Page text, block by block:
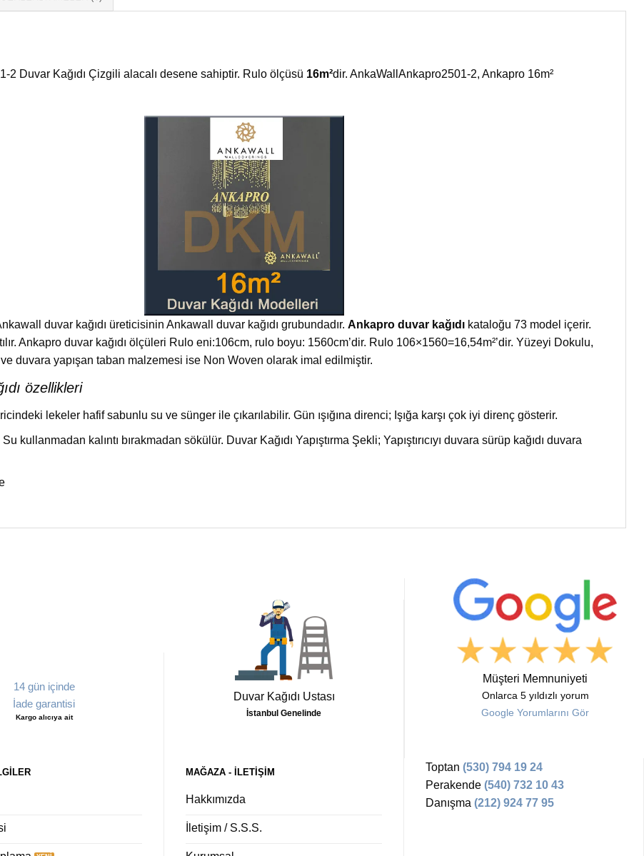
2 Duvar Kağıdı Çizgili alacalı desene sahiptir. Rulo ölçüsü 16m²dir. AnkaWallAnkapro2501-2, Ankapro 16m²
duvar kağıdı üreticisinin Ankawall duvar kağıdı grubundadır. Ankapro duvar kağıdı kataloğu 73 model içerir.
Ankapro duvar kağıdı ölçüleri Rulo eni:106cm, rulo boyu: 1560cm’dir. Rulo 106×1560=16,54m²’dir. Yüzeyi Dokulu,
duvara yapışan taban malzemesi ise Non Woven olarak imal edilmiştir.
özellikleri
lekeler hafif sabunlu su ve sünger ile çıkarılabilir. Gün ışığına direnci; Işığa karşı çok iyi direnç gösterir.
kullanmadan kalıntı bırakmadan sökülür. Duvar Kağıdı Yapıştırma Şekli; Yapıştırıcıyı duvara sürüp kağıdı duvara
14 gün içinde
İade garantisi
Kargo alıcıya ait
Duvar Kağıdı Ustası
İstanbul Genelinde
Müşteri Memnuniyeti
Onlarca 5 yıldızlı yorum
Google Yorumlarını Gör
MAĞAZA - ILETIŞIM
Hakkımızda
İletişim / S.S.S.
Toptan (530) 794 19 24
Perakende (540) 732 10 43
Danışma (212) 924 77 95